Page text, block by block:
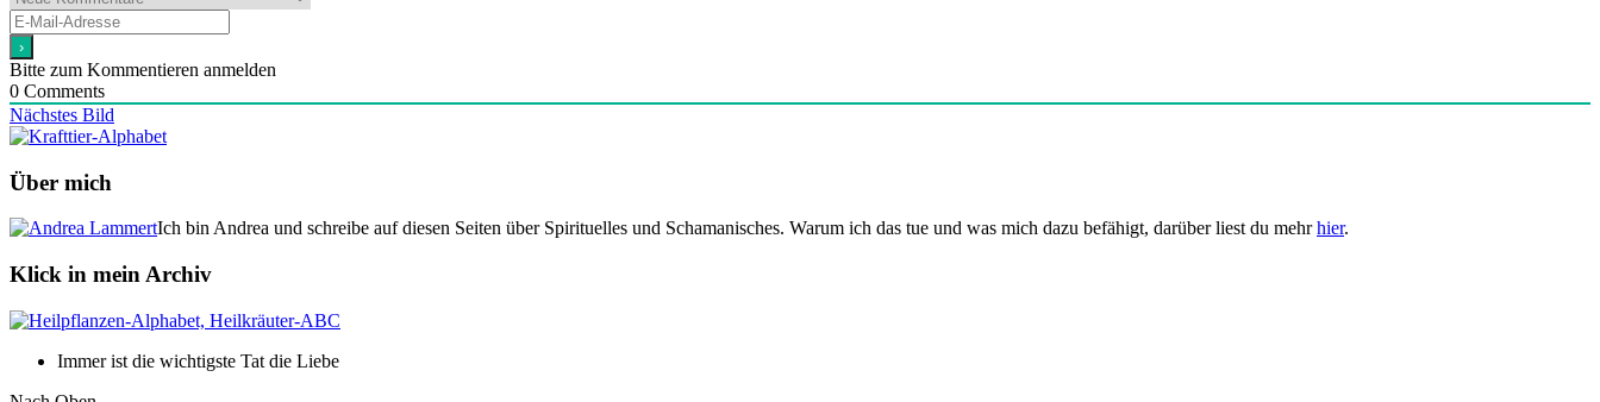
Bitte zum Kommentieren anmelden
0 Comments
Nächstes Bild
Über mich
Ich bin Andrea und schreibe auf diesen Seiten über Spirituelles und Schamanisches. Warum ich das tue und was mich dazu befähigt, darüber liest du mehrhier.
Klick in mein Archiv
Immer ist die wichtigste Tat die Liebe